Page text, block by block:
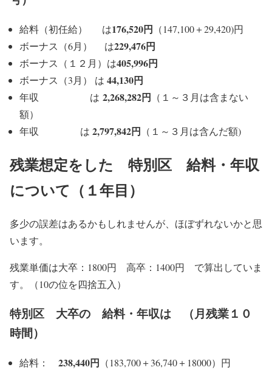
給料（初任給） は176,520円 （147,100＋29,420)円
ボーナス（6月） は229,476円
ボーナス（１２月）は405,996円
ボーナス（3月） は 44,130円
年収 は 2,268,282円 （１～３月は含まない
額）
年収 は 2,797,842円 （１～３月は含んだ額)
残業想定をした 特別区 給料・年収
について（１年目）
多少の誤差はあるかもしれませんが、ほぼずれないかと思
います。
残業単価は大卒：1800円 高卒：1400円 で算出していま
す。（10の位を四捨五入）
特別区 大卒の 給料・年収は （月残業１０
時間）
給料： 238,440円 （183,700＋36,740＋18000）円